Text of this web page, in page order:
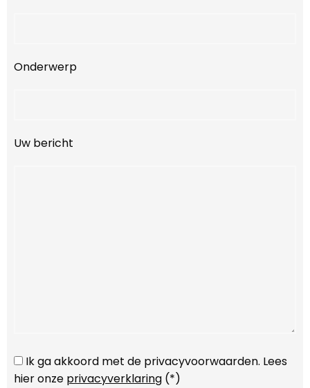
Onderwerp
Uw bericht
Ik ga akkoord met de privacyvoorwaarden. Lees
hier onze privacyverklaring (*)